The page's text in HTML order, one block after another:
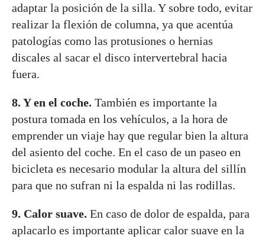
adaptar la posición de la silla. Y sobre todo, evitar
realizar la flexión de columna, ya que acentúa
patologías como las protusiones o hernias
discales al sacar el disco intervertebral hacia
fuera.
8. Y en el coche. También es importante la
postura tomada en los vehículos, a la hora de
emprender un viaje hay que regular bien la altura
del asiento del coche. En el caso de un paseo en
bicicleta es necesario modular la altura del sillín
para que no sufran ni la espalda ni las rodillas.
9. Calor suave. En caso de dolor de espalda, para
aplacarlo es importante aplicar calor suave en la